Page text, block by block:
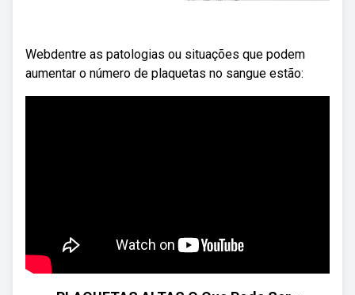
Webdentre as patologias ou situações que podem
aumentar o número de plaquetas no sangue estão: